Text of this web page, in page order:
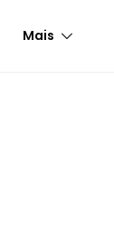
Mais